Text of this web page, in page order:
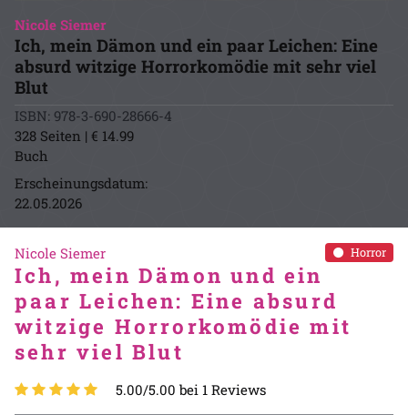
Nicole Siemer
Ich, mein Dämon und ein paar Leichen: Eine
absurd witzige Horrorkomödie mit sehr viel
Blut
ISBN: 978-3-690-28666-4
328 Seiten | € 14.99
Buch
Erscheinungsdatum:
22.05.2026
Horror
Nicole Siemer
Ich, mein Dämon und ein
paar Leichen: Eine absurd
witzige Horrorkomödie mit
sehr viel Blut
5.00/5.00 bei 1 Reviews